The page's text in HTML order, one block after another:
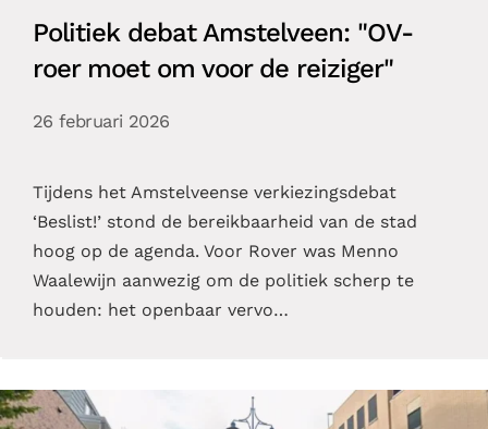
Politiek debat Amstelveen: "OV-
roer moet om voor de reiziger"
26 februari 2026
Tijdens het Amstelveense verkiezingsdebat
‘Beslist!’ stond de bereikbaarheid van de stad
hoog op de agenda. Voor Rover was Menno
Waalewijn aanwezig om de politiek scherp te
houden: het openbaar vervo…